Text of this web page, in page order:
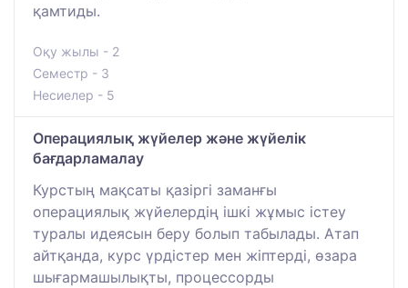
қамтиды.
Оқу жылы - 2
Семестр - 3
Несиелер - 5
Операциялық жүйелер және жүйелік
бағдарламалау
Курстың мақсаты қазіргі заманғы
операциялық жүйелердің ішкі жұмыс істеу
туралы идеясын беру болып табылады. Атап
айтқанда, курс үрдістер мен жіптерді, өзара
шығармашылықты, процессорды